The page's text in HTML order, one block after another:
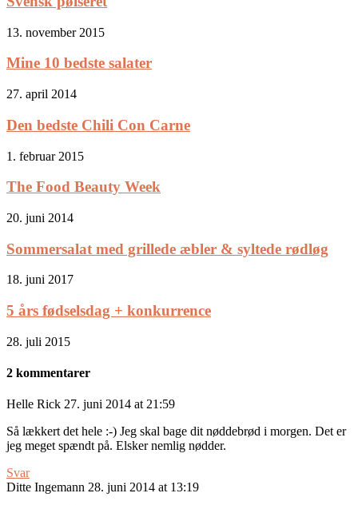
13. november 2015
Mine 10 bedste salater
27. april 2014
Den bedste Chili Con Carne
1. februar 2015
The Food Beauty Week
20. juni 2014
Sommersalat med grillede æbler & syltede rødløg
18. juni 2017
5 års fødselsdag + konkurrence
28. juli 2015
2 kommentarer
Helle Rick 27. juni 2014 at 21:59
Så lækkert det hele :-) Jeg skal bage dit nøddebrød i morgen. Det er
jeg meget spændt på. Elsker nemlig nødder.
Svar
Ditte Ingemann 28. juni 2014 at 13:19